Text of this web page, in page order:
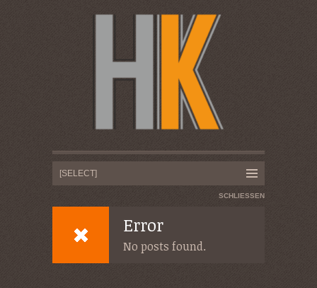
SCHLIESSEN
Error
No posts found.